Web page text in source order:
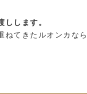
します。
ねてきたルオンカな